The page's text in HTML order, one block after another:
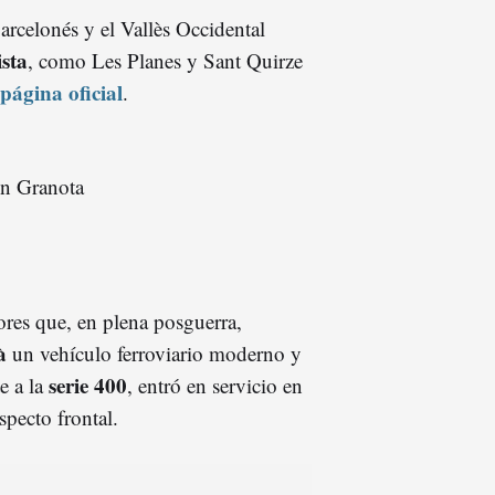
y el Vallès Occidental
, como Les Planes y Sant Quirze
oficial.
que, en plena posguerra,
un vehículo ferroviario moderno y
a laserie 400, entró en servicio en
frontal.